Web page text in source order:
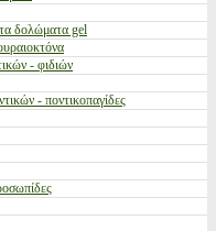
δολώματα gel
- φιδιών
- ποντικοπαγίδες